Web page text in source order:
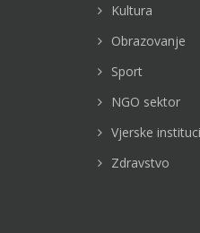
Kultura
Obrazovanje
Sport
NGO sektor
Vjerske
Zdravstvo